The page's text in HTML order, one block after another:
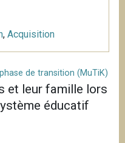
, Acquisition
de transition (MuTiK)
et leur famille lors
éducatif